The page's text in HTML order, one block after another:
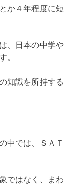
か４年程度に短
、日本の中学や
。
知識を所持する
中では、ＳＡＴ
ではなく、まわ